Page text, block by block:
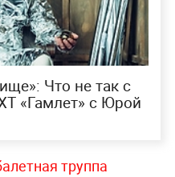
Что не так с
«Гамлет» с Юрой
труппа